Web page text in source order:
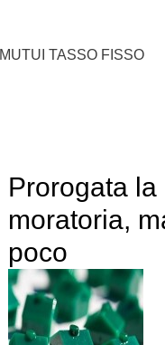
MUTUI TASSO FISSO
Prorogata la
moratoria,
poco